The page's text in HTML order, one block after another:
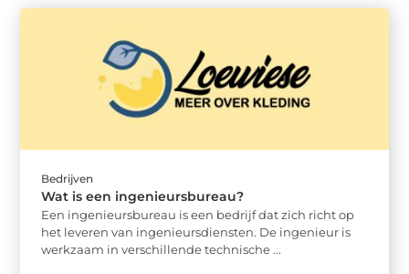
Bedrijven
Wat is een ingenieursbureau?
Een ingenieursbureau is een bedrijf dat zich richt op
het leveren van ingenieursdiensten. De ingenieur is
werkzaam in verschillende technische ...